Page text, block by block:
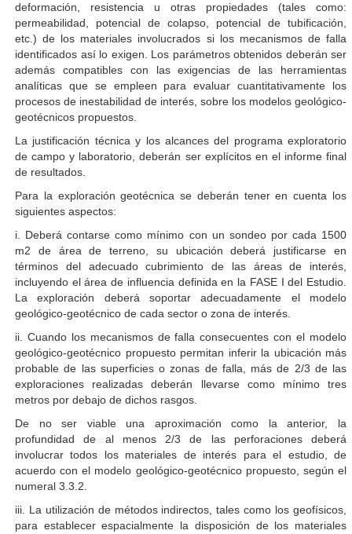
deformación, resistencia u otras propiedades (tales como:
permeabilidad, potencial de colapso, potencial de tubificación,
etc.) de los materiales involucrados si los mecanismos de falla
identificados así lo exigen. Los parámetros obtenidos deberán ser
además compatibles con las exigencias de las herramientas
analíticas que se empleen para evaluar cuantitativamente los
procesos de inestabilidad de interés, sobre los modelos geológico-
geotécnicos propuestos.
La justificación técnica y los alcances del programa exploratorio
de campo y laboratorio, deberán ser explícitos en el informe final
de resultados.
Para la exploración geotécnica se deberán tener en cuenta los
siguientes aspectos:
i. Deberá contarse como mínimo con un sondeo por cada 1500
m2 de área de terreno, su ubicación deberá justificarse en
términos del adecuado cubrimiento de las áreas de interés,
incluyendo el área de influencia definida en la FASE I del Estudio.
La exploración deberá soportar adecuadamente el modelo
geológico-geotécnico de cada sector o zona de interés.
ii. Cuando los mecanismos de falla consecuentes con el modelo
geológico-geotécnico propuesto permitan inferir la ubicación más
probable de las superficies o zonas de falla, más de 2/3 de las
exploraciones realizadas deberán llevarse como mínimo tres
metros por debajo de dichos rasgos.
De no ser viable una aproximación como la anterior, la
profundidad de al menos 2/3 de las perforaciones deberá
involucrar todos los materiales de interés para el estudio, de
acuerdo con el modelo geológico-geotécnico propuesto, según el
numeral 3.3.2.
iii. La utilización de métodos indirectos, tales como los geofísicos,
para establecer espacialmente la disposición de los materiales